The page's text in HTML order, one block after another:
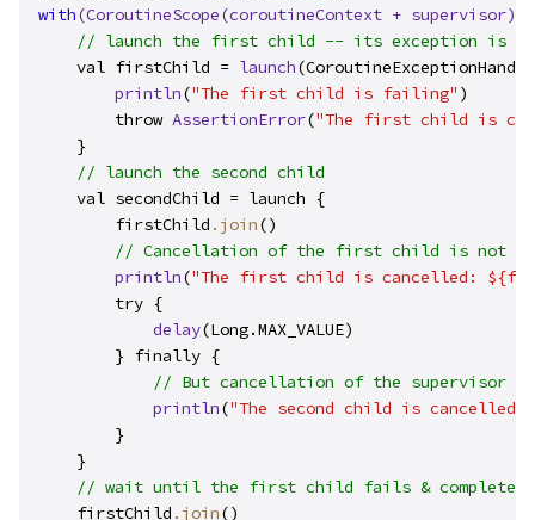
with(CoroutineScope(coroutineContext + supervisor)
// launch the first child -- its exception is
    val firstChild =
launch
println("The first child is failing" )
        throw
AssertionError("The first child is
    }
// launch the second child
    val secondChild = launch {
        firstChild
.join()
// Cancellation of the first child is not
println("The first child is cancelled:
        try {
delay(Long.MAX_VALUE)
        } finally {
// But cancellation of the supervisor is
println("The second child is cancelled
        }
    }
// wait until the first child fails & completes
    firstChild
.join()